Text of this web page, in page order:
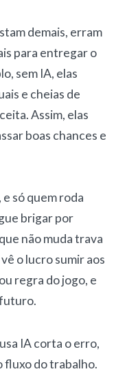
demais, erram
para entregar o
sem IA, elas
e cheias de
Assim, elas
boas chances e
só quem roda
brigar por
não muda trava
o lucro sumir aos
regra do jogo, e
futuro.
IA corta o erro,
fluxo do trabalho.